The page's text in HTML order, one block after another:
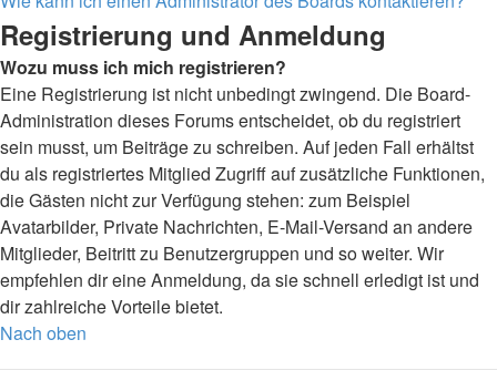
Registrierung und Anmeldung
Wozu muss ich mich registrieren?
Eine Registrierung ist nicht unbedingt zwingend. Die Board-
Administration dieses Forums entscheidet, ob du registriert
sein musst, um Beiträge zu schreiben. Auf jeden Fall erhältst
du als registriertes Mitglied Zugriff auf zusätzliche Funktionen,
die Gästen nicht zur Verfügung stehen: zum Beispiel
Avatarbilder, Private Nachrichten, E-Mail-Versand an andere
Mitglieder, Beitritt zu Benutzergruppen und so weiter. Wir
empfehlen dir eine Anmeldung, da sie schnell erledigt ist und
dir zahlreiche Vorteile bietet.
Nach oben